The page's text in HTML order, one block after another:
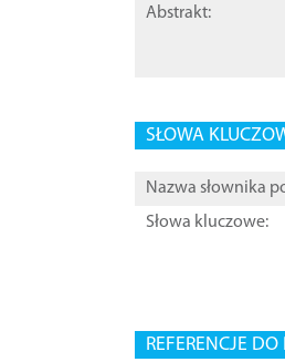
Abstrakt:
SŁOWA
Nazwa słownika
Słowa kluczowe:
REFERENCJE